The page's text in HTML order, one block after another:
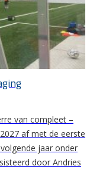
van compleet –
af met de eerste
jaar onder
door Andries